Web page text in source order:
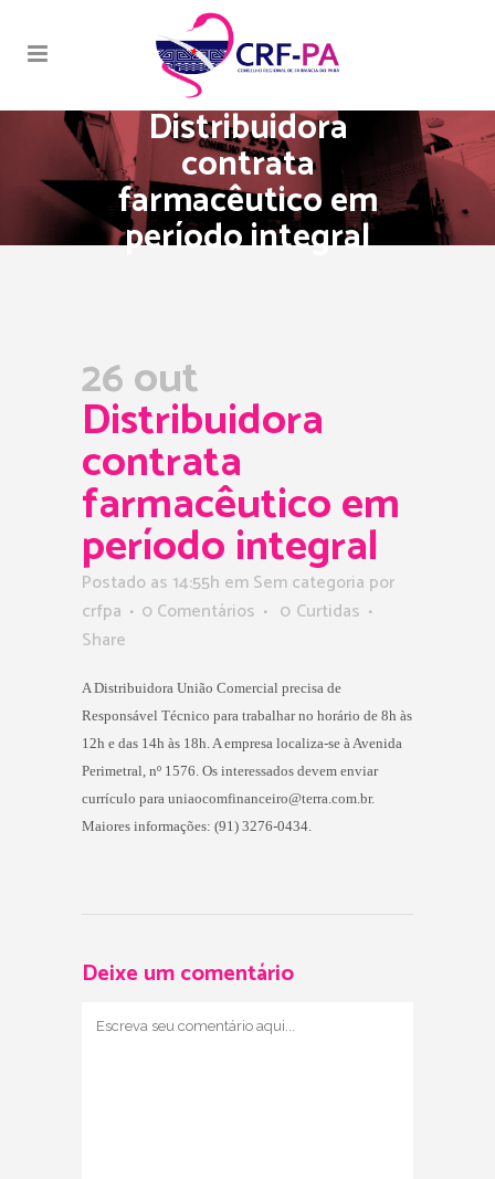
Distribuidora
contrata
farmacêutico em
período integral
26 out
Distribuidora
contrata
farmacêutico em
período integral
Postado as 14:55h em Sem categoria por
crfpa
0 Comentários 0 Curtidas
Share
A Distribuidora União Comercial precisa de
Responsável Técnico para trabalhar no horário de 8h às
12h e das 14h às 18h. A empresa localiza-se à Avenida
Perimetral, nº 1576. Os interessados devem enviar
currículo para uniaocomfinanceiro@terra.com.br.
Maiores informações: (91) 3276-0434.
Deixe um comentário